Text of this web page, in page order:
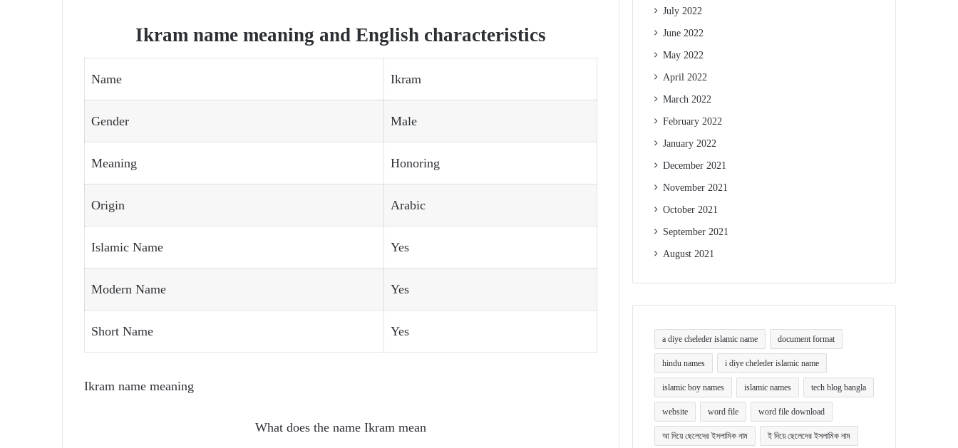
Ikram name meaning and English characteristics
Name Ikram
Gender Male
Meaning Honoring
Origin Arabic
Islamic Name Yes
Modern Name Yes
Short Name Yes
Ikram name meaning
What does the name Ikram mean
July 2022
June 2022
May 2022
April 2022
March 2022
February 2022
January 2022
December 2021
November 2021
October 2021
September 2021
August 2021
a diye cheleder islamic name document format
hindu names i diye cheleder islamic name
islamic boy names islamic names tech blog bangla
website word file word file download
আ দিয়ে ছেলেদের ইসলামিক নাম ই দিয়ে ছেলেদের ইসলামিক নাম